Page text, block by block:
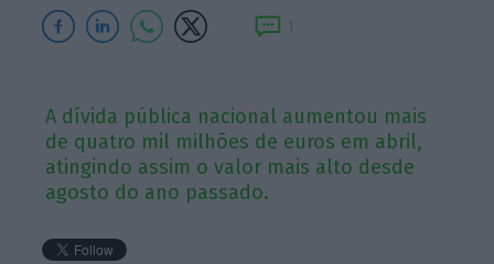
1
A dívida pública nacional aumentou mais
de quatro mil milhões de euros em abril,
atingindo assim o valor mais alto desde
agosto do ano passado.